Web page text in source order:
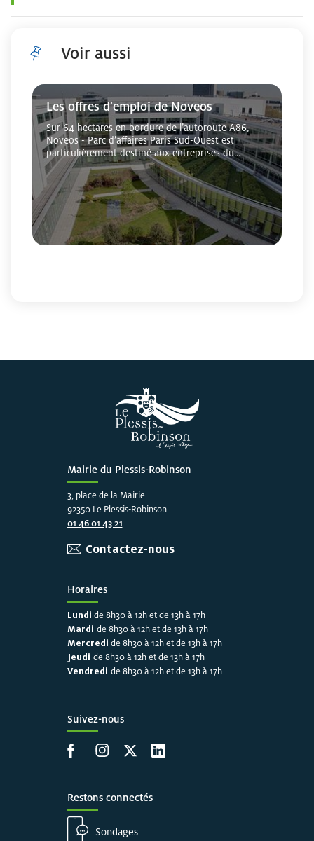
Voir aussi
Les offres d'emploi de Noveos
Sur 64 hectares en bordure de l’autoroute A86,
Noveos - Parc d’affaires Paris Sud-Ouest est
particulièrement destiné aux entreprises du
tertiaire ou de la transformation. Cet espace
d’affaires, l...
Mairie du Plessis-Robinson
3, place de la Mairie
92350 Le Plessis-Robinson
01 46 01 43 21
Contactez-nous
Horaires
Lundi de 8h30 à 12h et de 13h à 17h
Mardi de 8h30 à 12h et de 13h à 17h
Mercredi de 8h30 à 12h et de 13h à 17h
Jeudi de 8h30 à 12h et de 13h à 17h
Vendredi de 8h30 à 12h et de 13h à 17h
Suivez-nous
Accéder à la page Facebook
Accéder à la page Instagram
Accéder à la page X
Accéder à LinkedIn
Restons connectés
Sondages